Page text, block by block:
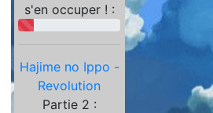
s'en occuper ! :
Hajime no Ippo -
Revolution
Partie 2 :